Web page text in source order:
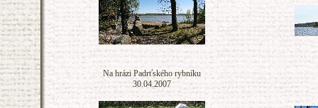
Na hrázi Padrťského rybníku
30.04.2007